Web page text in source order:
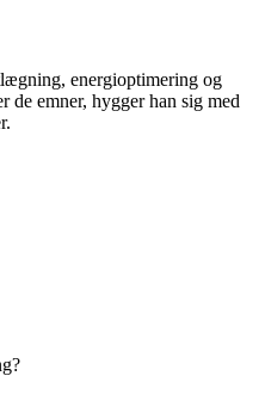
energioptimering og
de emner, hygger han sig med